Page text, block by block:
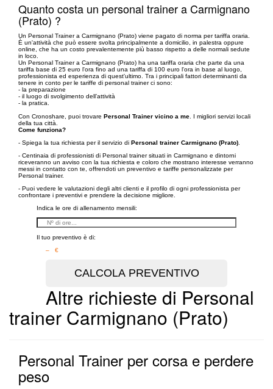
Quanto costa un personal trainer a Carmignano
(Prato) ?
Un Personal Trainer a Carmignano (Prato) viene pagato di norma per tariffa oraria.
È un'attività che può essere svolta principalmente a domicilio, in palestra oppure
online, che ha un costo prevalentemente più basso rispetto a delle normali sedute
in loco.
Un Personal Trainer a Carmignano (Prato) ha una tariffa oraria che parte da una
tariffa base di 25 euro l'ora fino ad una tariffa di 100 euro l'ora in base al luogo,
professionista ed esperienza di quest'ultimo. Tra i principali fattori determinanti da
tenere in conto per le tariffe di personal trainer ci sono:
- la preparazione
- il luogo di svolgimento dell’attività
- la pratica.
Con Cronoshare, puoi trovare Personal Trainer vicino a me . I migliori servizi locali
della tua città.
Come funziona?
- Spiega la tua richiesta per il servizio di Personal trainer Carmignano (Prato)
- Centinaia di professionisti di Personal trainer situati in Carmignano e dintorni
riceveranno un avviso con la tua richiesta e coloro che mostrano interesse verranno
messi in contatto con te, offrendoti un preventivo e tariffe personalizzate per
Personal trainer.
- Puoi vedere le valutazioni degli altri clienti e il profilo di ogni professionista per
confrontare i preventivi e prendere la decisione migliore.
Indica le ore di allenamento mensili:
Il tuo preventivo è di:
– €
Altre richieste di Personal
trainer Carmignano (Prato)
Personal Trainer per corsa e perdere
peso